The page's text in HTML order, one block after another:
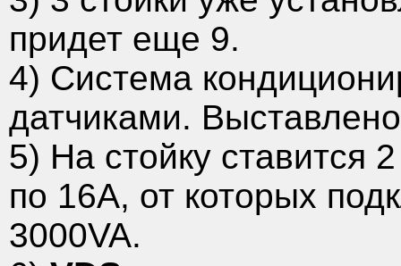
придет еще 9.
4) Система
датчиками.
5) На стойку ставится
по 16А, от которых
3000VA.